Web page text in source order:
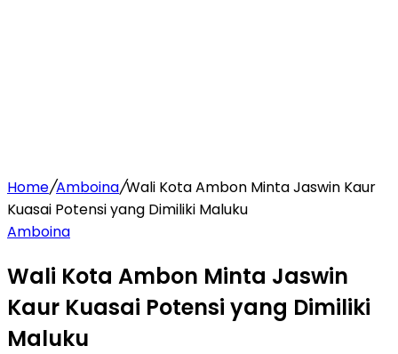
Home/Amboina/Wali Kota Ambon Minta Jaswin Kaur
Kuasai Potensi yang Dimiliki Maluku
Amboina
Wali Kota Ambon Minta Jaswin
Kaur Kuasai Potensi yang Dimiliki
Maluku